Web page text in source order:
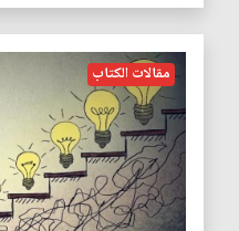
مقالات الكتاب